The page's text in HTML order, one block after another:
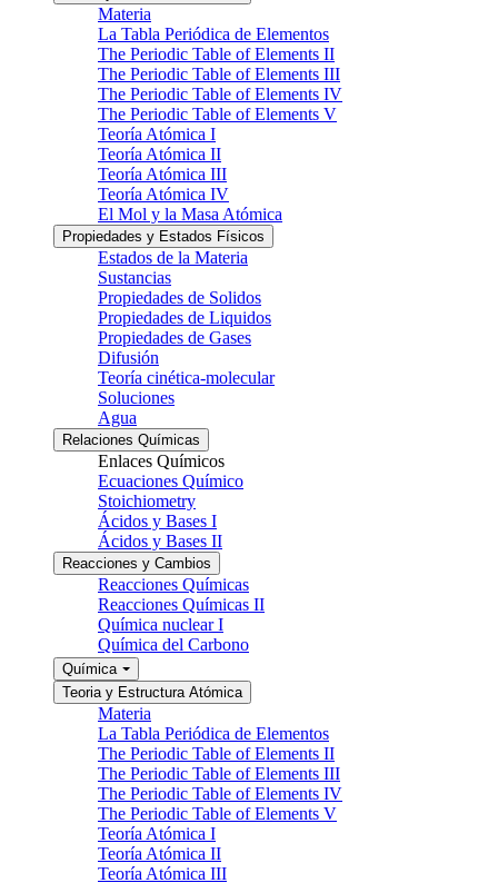
Materia
La Tabla Periódica de Elementos
The Periodic Table of Elements II
The Periodic Table of Elements III
The Periodic Table of Elements IV
The Periodic Table of Elements V
Teoría Atómica I
Teoría Atómica II
Teoría Atómica III
Teoría Atómica IV
El Mol y la Masa Atómica
Propiedades y Estados Físicos
Estados de la Materia
Sustancias
Propiedades de Solidos
Propiedades de Liquidos
Propiedades de Gases
Difusión
Teoría cinética-molecular
Soluciones
Agua
Relaciones Químicas
Enlaces Químicos
Ecuaciones Químico
Stoichiometry
Ácidos y Bases I
Ácidos y Bases II
Reacciones y Cambios
Reacciones Químicas
Reacciones Químicas II
Química nuclear I
Química del Carbono
Química
Teoria y Estructura Atómica
Materia
La Tabla Periódica de Elementos
The Periodic Table of Elements II
The Periodic Table of Elements III
The Periodic Table of Elements IV
The Periodic Table of Elements V
Teoría Atómica I
Teoría Atómica II
Teoría Atómica III